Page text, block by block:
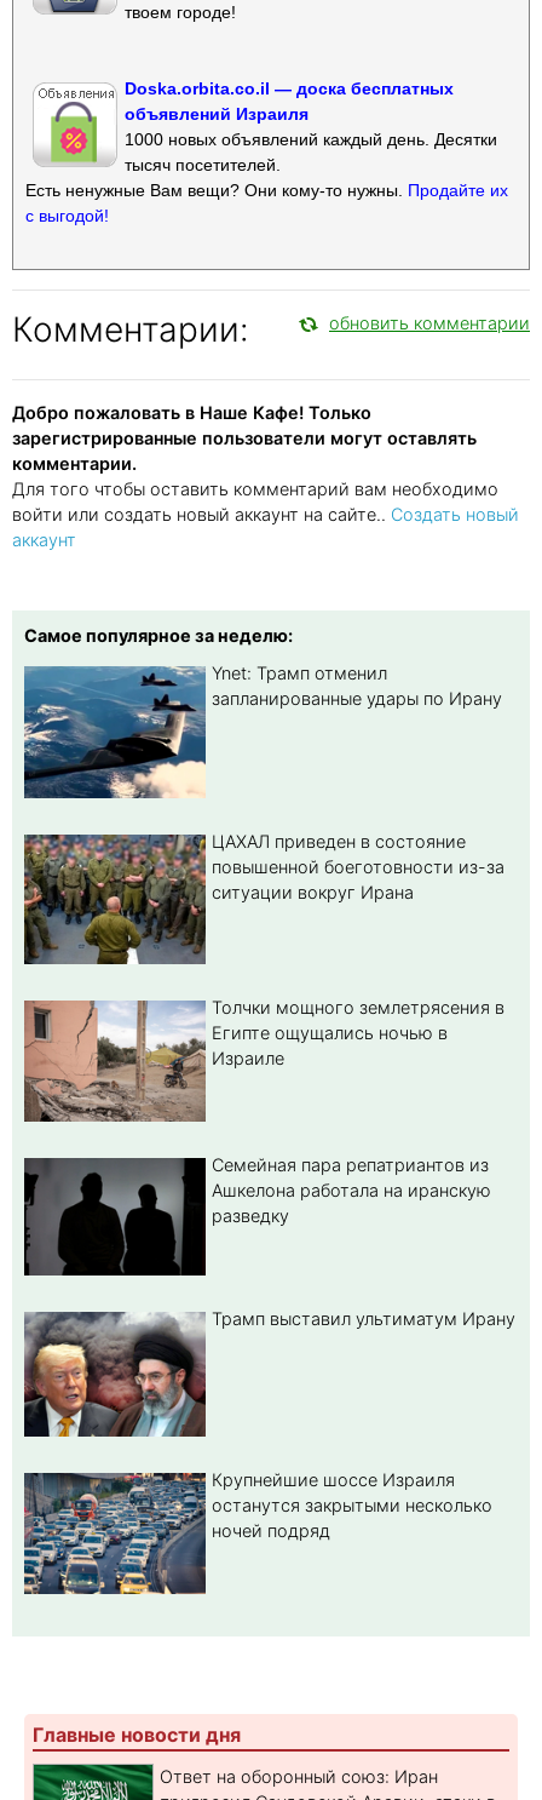
твоем городе!
Doska.orbita.co.il — доска бесплатных
объявлений Израиля
1000 новых объявлений каждый день. Десятки
тысяч посетителей.
Есть ненужные Вам вещи? Они кому-то нужны. Продайте их
с выгодой!
Комментарии: обновить комментарии
Добро пожаловать в Наше Кафе! Только
зарегистрированные пользователи могут оставлять
комментарии.
Для того чтобы оставить комментарий вам необходимо
войти или создать новый аккаунт на сайте.. Создать новый
аккаунт
Самое популярное за неделю:
Ynet: Трамп отменил
запланированные удары по Ирану
ЦАХАЛ приведен в состояние
повышенной боеготовности из-за
ситуации вокруг Ирана
Толчки мощного землетрясения в
Египте ощущались ночью в
Израиле
Семейная пара репатриантов из
Ашкелона работала на иранскую
разведку
Трамп выставил ультиматум Ирану
Крупнейшие шоссе Израиля
останутся закрытыми несколько
ночей подряд
Главные новости дня
Ответ на оборонный союз: Иран